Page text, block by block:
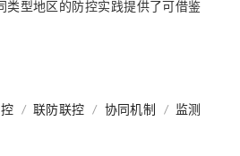
类型地区的防控实践提供了可借鉴
/ 联防联控 / 协同机制 / 监测